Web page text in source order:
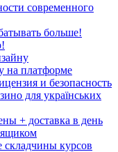
современного
больше!
на платформе
и безопасность
для українських
+ доставка в день
ящиком
курсов